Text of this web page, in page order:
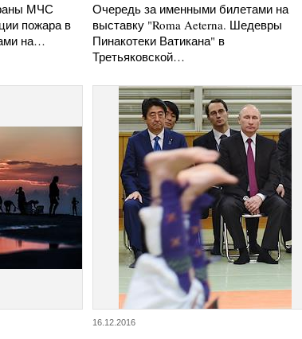
МЧС
пожара в
на…
Очередь за именными билетами на
выставку "Roma Aeterna. Шедевры
Пинакотеки Ватикана" в
Третьяковской…
16.12.2016